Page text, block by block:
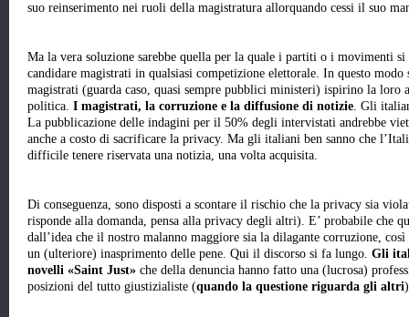
suo reinserimento nei ruoli della magistratura allorquando cessi il suo
Ma la vera soluzione sarebbe quella per la quale i partiti o i movimenti si
candidare magistrati in qualsiasi competizione elettorale. In questo
magistrati (guarda caso, quasi sempre pubblici ministeri) ispirino la
politica. I magistrati, la corruzione e la diffusione di notizie. Gli
La pubblicazione delle indagini per il 50% degli intervistati andrebbe
anche a costo di sacrificare la privacy. Ma gli italiani ben sanno che
difficile tenere riservata una notizia, una volta acquisita.
Di conseguenza, sono disposti a scontare il rischio che la privacy sia
risponde alla domanda, pensa alla privacy degli altri). E’ probabile che
dall’idea che il nostro malanno maggiore sia la dilagante corruzione,
un (ulteriore) inasprimento delle pene. Qui il discorso si fa lungo. Gli
novelli «Saint Just» che della denuncia hanno fatto una (lucrosa)
posizioni del tutto giustizialiste (quando la questione riguarda gli altri